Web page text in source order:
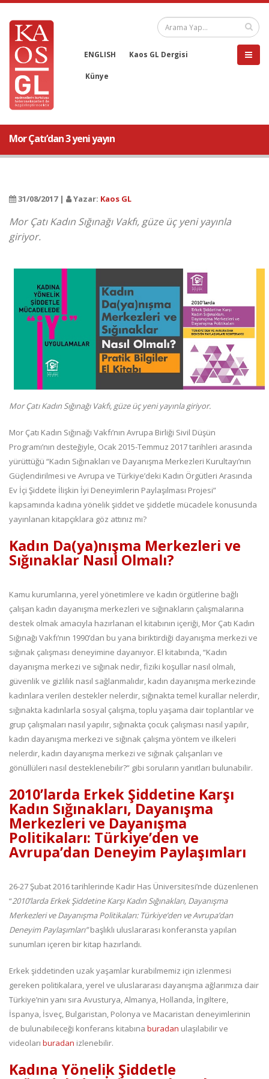
ENGLISH Kaos GL Dergisi
Künye
Mor Çatı’dan 3 yeni yayın
31/08/2017 | Yazar: Kaos GL
Mor Çatı Kadın Sığınağı Vakfı, güze üç yeni yayınla
giriyor.
Mor Çatı Kadın Sığınağı Vakfı, güze üç yeni yayınla giriyor.
Mor Çatı Kadın Sığınağı Vakfı’nın Avrupa Birliği Sivil Düşün
Programı’nın desteğiyle, Ocak 2015-Temmuz 2017 tarihleri arasında
yürüttüğü “Kadın Sığınakları ve Dayanışma Merkezleri Kurultayı’nın
Güçlendirilmesi ve Avrupa ve Türkiye’deki Kadın Örgütleri Arasında
Ev İçi Şiddete İlişkin İyi Deneyimlerin Paylaşılması Projesi”
kapsamında kadına yönelik şiddet ve şiddetle mücadele konusunda
yayınlanan kitapçıklara göz attınız mı?
Kadın Da(ya)nışma Merkezleri ve
Sığınaklar Nasıl Olmalı?
Kamu kurumlarına, yerel yönetimlere ve kadın örgütlerine bağlı
çalışan kadın dayanışma merkezleri ve sığınakların çalışmalarına
destek olmak amacıyla hazırlanan el kitabının içeriği, Mor Çatı Kadın
Sığınağı Vakfı’nın 1990’dan bu yana biriktirdiği dayanışma merkezi ve
sığınak çalışması deneyimine dayanıyor. El kitabında, “Kadın
dayanışma merkezi ve sığınak nedir, fiziki koşullar nasıl olmalı,
güvenlik ve gizlilik nasıl sağlanmalıdır, kadın dayanışma merkezinde
kadınlara verilen destekler nelerdir, sığınakta temel kurallar nelerdir,
sığınakta kadınlarla sosyal çalışma, toplu yaşama dair toplantılar ve
grup çalışmaları nasıl yapılır, sığınakta çocuk çalışması nasıl yapılır,
kadın dayanışma merkezi ve sığınak çalışma yöntem ve ilkeleri
nelerdir, kadın dayanışma merkezi ve sığınak çalışanları ve
gönüllüleri nasıl desteklenebilir?” gibi soruların yanıtları bulunabilir.
2010’larda Erkek Şiddetine Karşı
Kadın Sığınakları, Dayanışma
Merkezleri ve Dayanışma
Politikaları: Türkiye’den ve
Avrupa’dan Deneyim Paylaşımları
26-27 Şubat 2016 tarihlerinde Kadir Has Üniversitesi’nde düzenlenen
“2010’larda Erkek Şiddetine Karşı Kadın Sığınakları, Dayanışma
Merkezleri ve Dayanışma Politikaları: Türkiye’den ve Avrupa’dan
Deneyim Paylaşımları”başlıklı uluslararası konferansta yapılan
sunumları içeren bir kitap hazırlandı.
Erkek şiddetinden uzak yaşamlar kurabilmemiz için izlenmesi
gereken politikalara, yerel ve uluslararası dayanışma ağlarımıza dair
Türkiye’nin yanı sıra Avusturya, Almanya, Hollanda, İngiltere,
İspanya, İsveç, Bulgaristan, Polonya ve Macaristan deneyimlerinin
de bulunabileceği konferans kitabına buradan ulaşılabilir ve
videoları buradan izlenebilir.
Kadına Yönelik Şiddetle